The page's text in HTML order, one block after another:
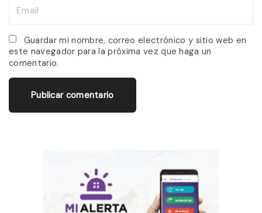
*
a
i
l
Guardar mi nombre, correo electrónico y sitio web en
este navegador para la próxima vez que haga un
comentario.